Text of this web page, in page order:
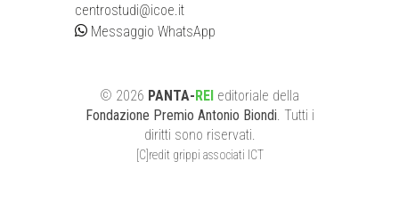
centrostudi@icoe.it
Messaggio WhatsApp
© 2026 PANTA-REI editoriale della
Fondazione Premio Antonio Biondi . Tutti i
diritti sono riservati.
[C]redit grippi associati ICT